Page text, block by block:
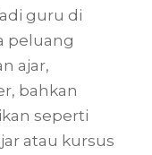
guru di
peluang
ajar,
bahkan
seperti
atau kursus